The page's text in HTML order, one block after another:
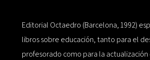
Editorial Octaedro (Barcelona, 1992)
libros sobre educación, tanto para el
profesorado como para la